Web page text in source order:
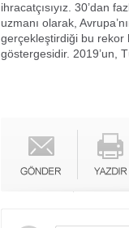
ihracatçısıyız. 30’dan
uzmanı olarak,
gerçekleştirdiği bu rekor
göstergesidir. 2019’un,